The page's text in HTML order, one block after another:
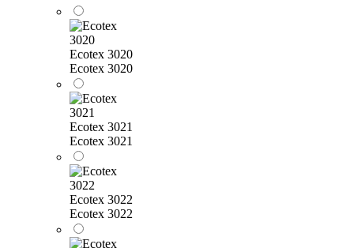
Ecotex 3020
Ecotex 3020
Ecotex 3021
Ecotex 3021
Ecotex 3022
Ecotex 3022